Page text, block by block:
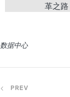
革之路
数据中心
PREV